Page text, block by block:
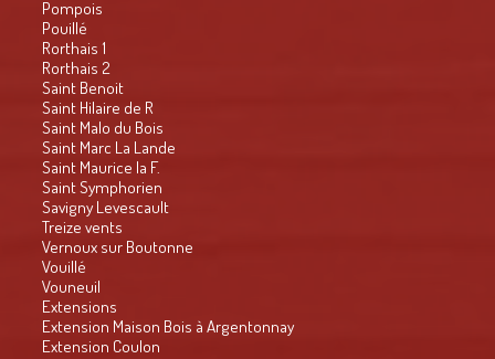
Pompois
Pouillé
Rorthais 1
Rorthais 2
Saint Benoit
Saint Hilaire de R
Saint Malo du Bois
Saint Marc La Lande
Saint Maurice la F.
Saint Symphorien
Savigny Levescault
Treize vents
Vernoux sur Boutonne
Vouillé
Vouneuil
Extensions
Extension Maison Bois à Argentonnay
Extension Coulon